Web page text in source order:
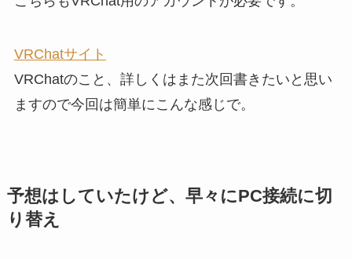
VRChatサイト
VRChatのこと、詳しくはまた次回書きたいと思い
ますので今回は簡単にこんな感じで。
予想はしていたけど、早々にPC接続に切
り替え